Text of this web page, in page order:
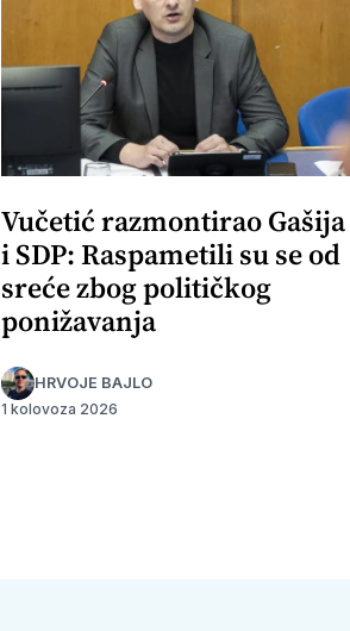
Vučetić razmontirao Gašija
i SDP: Raspametili su se od
sreće zbog političkog
ponižavanja
HRVOJE BAJLO
1 kolovoza 2026